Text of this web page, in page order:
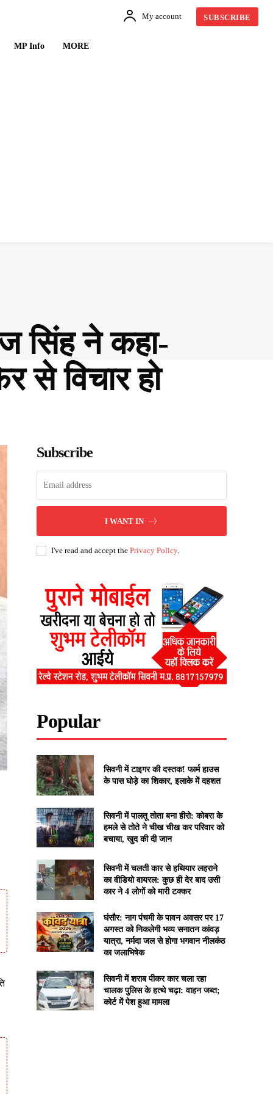
My account SUBSCRIBE
MP Info MORE
सिंह ने कहा-
से विचार हो
Subscribe
I WANT IN
I've read and accept thePrivacy Policy.
Popular
सिवनी में टाइगर की दस्तक! फार्म हाउस
के पास घोड़े का शिकार, इलाके में दहशत
सिवनी में पालतू तोता बना हीरो: कोबरा के
हमले से तोते ने चीख चीख कर परिवार को
बचाया, खुद की दी जान
सिवनी में चलती कार से हथियार लहराने
का वीडियो वायरल: कुछ ही देर बाद उसी
कार ने 4 लोगों को मारी टक्कर
घंसौर: नाग पंचमी के पावन अवसर पर 17
अगस्त को निकलेगी भव्य सनातन कांवड़
यात्रा, नर्मदा जल से होगा भगवान नीलकंठ
का जलाभिषेक
सिवनी में शराब पीकर कार चला रहा
चालक पुलिस के हत्थे चढ़ा: वाहन जब्त;
कोर्ट में पेश हुआ मामला